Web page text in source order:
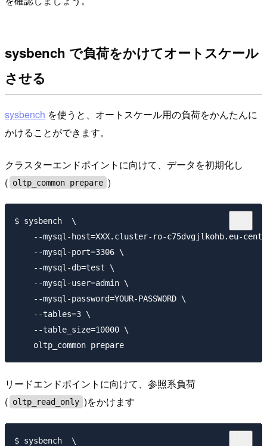
sysbench で負荷をかけてオートスケール
させる
sysbench を使うと、オートスケール用の負荷をかんたんに
かけることができます。
クラスターエンドポイントに向けて、データを初期化し
( oltp_common prepare )
$ sysbench  \
--mysql-host=XXX.cluster-ro-c75dvgjlkohb.eu-
    --mysql-port=3306 \
    --mysql-db=test \
    --mysql-user=admin \
    --mysql-password=YOUR-PASSWORD \
    --tables=3 \
    --table_size=10000 \
リードエンドポイントに向けて、参照系負荷
( oltp_read_only )をかけます
$ sysbench  \